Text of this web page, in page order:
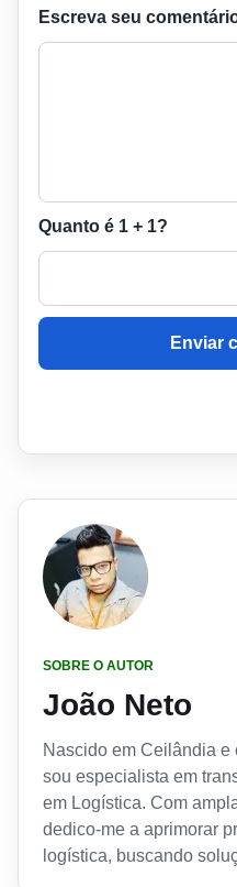
Escreva seu
Quanto é 1 + 1?
Enviar
SOBRE O AUTOR
João Neto
Nascido em Ceilândia e
sou especialista em
em Logística. Com
dedico-me a aprimorar
logística, buscando